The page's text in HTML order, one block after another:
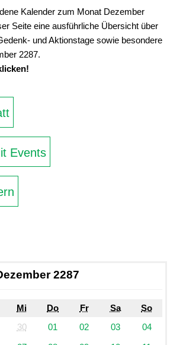
Kalender zum Monat Dezember
Seite eine ausführliche Übersicht über
und Aktionstage sowie besondere
2287.
Events
2287
Mi Do Fr Sa
So
30 01 02 03
04